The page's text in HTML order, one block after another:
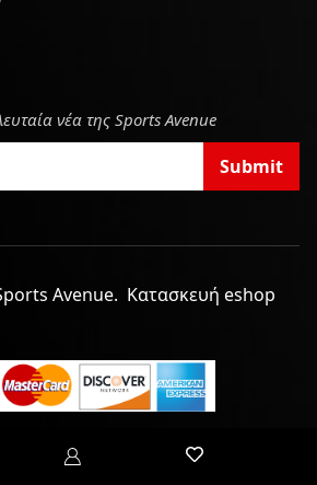
νέα της Sports Avenue
Submit
Avenue. Κατασκευή eshop